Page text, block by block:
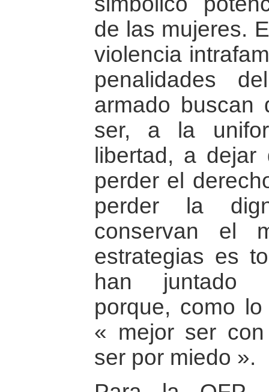
de las mujeres.
violencia
penalidades
armado buscan
ser, a la
libertad, a
perder el
perder la
conservan el
estrategias es
han juntado
porque, como
« mejor ser
ser por miedo ».